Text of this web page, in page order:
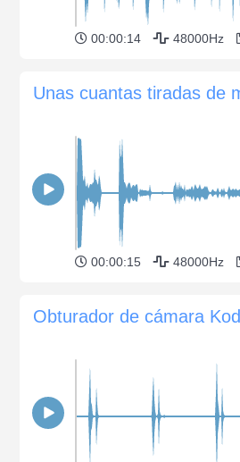
00:00:14 48000Hz
00:00:15 48000Hz